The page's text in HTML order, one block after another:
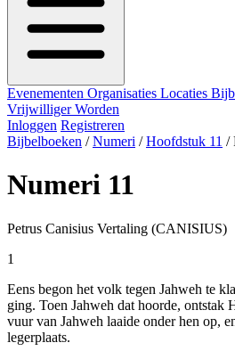
Evenementen Organisaties Locaties
Vrijwilliger Worden
Inloggen Registreren
Bijbelboeken / Numeri / Hoofdstuk 11 /
Numeri 11
Petrus Canisius Vertaling (CANISIUS)
1
Eens begon het volk tegen Jahweh te
ging. Toen Jahweh dat hoorde, ontstak
vuur van Jahweh laaide onder hen op,
legerplaats.